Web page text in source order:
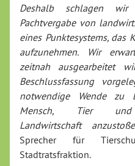
Deshalb schlagen
Pachtvergabe von
eines Punktesystems,
aufzunehmen. Wir
zeitnah ausgearbeitet
Beschlussfassung
notwendige Wende zu
Mensch, Tier
Landwirtschaft
Sprecher für
Stadtratsfraktion.